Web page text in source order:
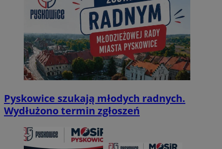
Pyskowice szukają młodych radnych.
Wydłużono termin zgłoszeń